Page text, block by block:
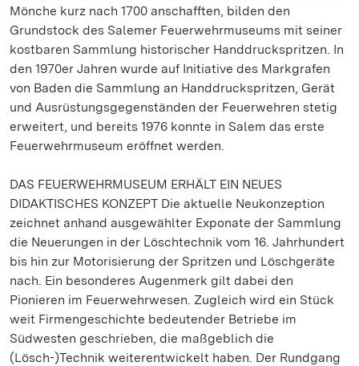
Mönche kurz nach 1700 anschafften, bilden den
Grundstock des Salemer Feuerwehrmuseums mit seiner
kostbaren Sammlung historischer Handdruckspritzen. In
den 1970er Jahren wurde auf Initiative des Markgrafen
von Baden die Sammlung an Handdruckspritzen, Gerät
und Ausrüstungsgegenständen der Feuerwehren stetig
erweitert, und bereits 1976 konnte in Salem das erste
Feuerwehrmuseum eröffnet werden.
DAS FEUERWEHRMUSEUM ERHÄLT EIN NEUES
DIDAKTISCHES KONZEPT Die aktuelle Neukonzeption
zeichnet anhand ausgewählter Exponate der Sammlung
die Neuerungen in der Löschtechnik vom 16. Jahrhundert
bis hin zur Motorisierung der Spritzen und Löschgeräte
nach. Ein besonderes Augenmerk gilt dabei den
Pionieren im Feuerwehrwesen. Zugleich wird ein Stück
weit Firmengeschichte bedeutender Betriebe im
Südwesten geschrieben, die maßgeblich die
(Lösch-)Technik weiterentwickelt haben. Der Rundgang